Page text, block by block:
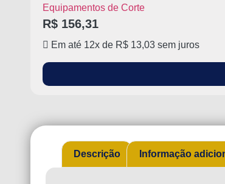
Equipamentos de Corte
R$ 156,31
Em até 12x de R$ 13,03 sem juros
Descrição Informação